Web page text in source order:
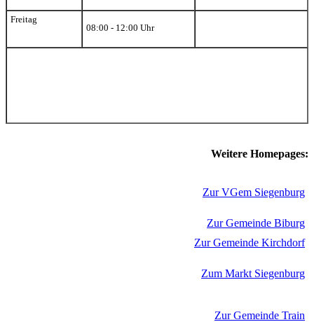
Freitag
08:00 - 12:00 Uhr
Weitere Homepages:
Zur VGem Siegenburg
Zur Gemeinde Biburg
Zur Gemeinde Kirchdorf
Zum Markt Siegenburg
Zur Gemeinde Train